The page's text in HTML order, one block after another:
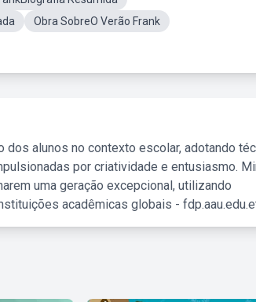
Obra SobreO Verão Frank
dos alunos no contexto escolar, adotando
por criatividade e entusiasmo.
uma geração excepcional, utilizando
acadêmicas globais -